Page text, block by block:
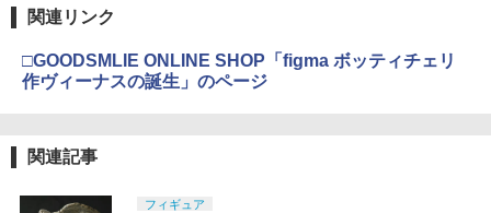
関連リンク
□GOODSMLIE ONLINE SHOP「figma ボッティチェリ
作ヴィーナスの誕生」のページ
関連記事
フィギュア